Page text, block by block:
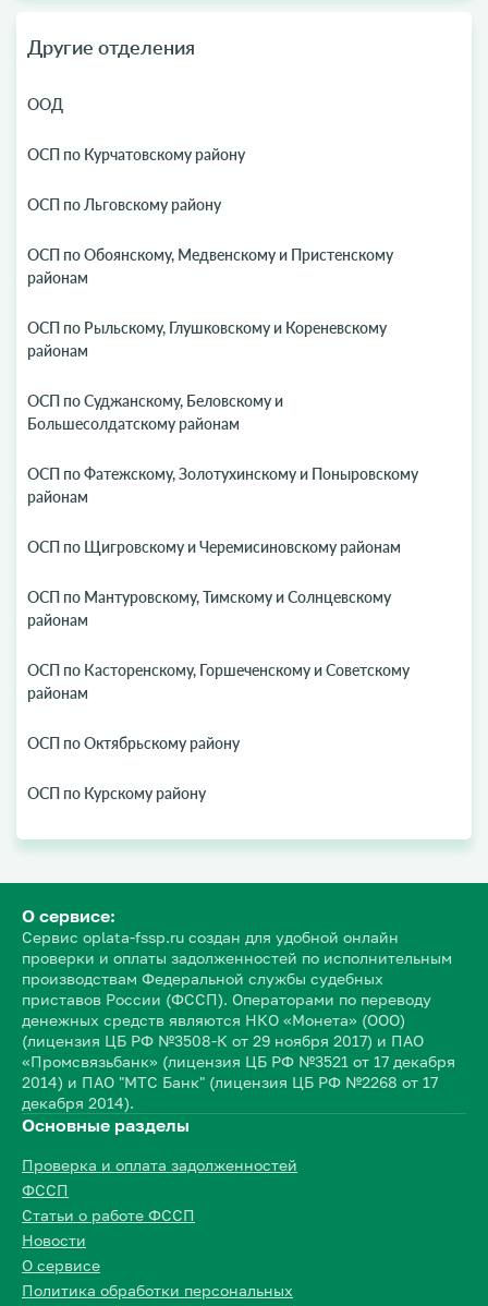
Другие отделения
ООД
ОСП по Курчатовскому району
ОСП по Льговскому району
ОСП по Обоянскому, Медвенскому и Пристенскому
районам
ОСП по Рыльскому, Глушковскому и Кореневскому
районам
ОСП по Суджанскому, Беловскому и
Большесолдатскому районам
ОСП по Фатежскому, Золотухинскому и Поныровскому
районам
ОСП по Щигровскому и Черемисиновскому районам
ОСП по Мантуровскому, Тимскому и Солнцевскому
районам
ОСП по Касторенскому, Горшеченскому и Советскому
районам
ОСП по Октябрьскому району
ОСП по Курскому району
О сервисе:
Сервис oplata-fssp.ru создан для удобной онлайн
проверки и оплаты задолженностей по исполнительным
производствам Федеральной службы судебных
приставов России (ФССП). Операторами по переводу
денежных средств являются НКО «Монета» (ООО)
(лицензия ЦБ РФ №3508-К от 29 ноября 2017) и ПАО
«Промсвязьбанк» (лицензия ЦБ РФ №3521 от 17 декабря
2014) и ПАО "МТС Банк" (лицензия ЦБ РФ №2268 от 17
декабря 2014).
Основные разделы
Проверка и оплата задолженностей
ФССП
Статьи о работе ФССП
Новости
О сервисе
Политика обработки персональных